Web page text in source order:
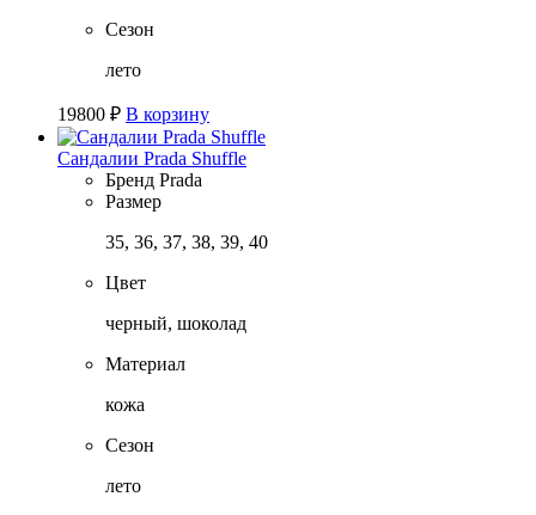
Сезон
лето
19800 ₽ В корзину
Сандалии Prada Shuffle
Бренд Prada
Размер
35, 36, 37, 38, 39, 40
Цвет
черный, шоколад
Материал
кожа
Сезон
лето